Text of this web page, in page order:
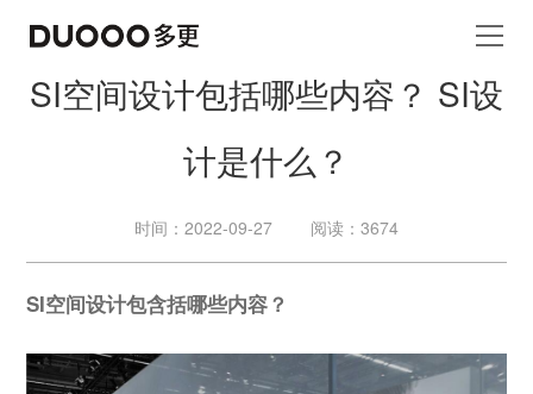
SI空间设计包括哪些内容？ SI设
计是什么？
时间：2022-09-27 阅读：3674
SI空间设计包含括哪些内容？